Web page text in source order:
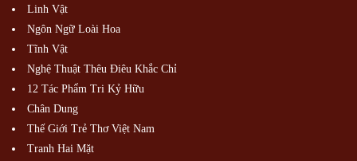
Linh Vật
Ngôn Ngữ Loài Hoa
Tĩnh Vật
Nghệ Thuật Thêu Điêu Khắc Chỉ
12 Tác Phẩm Tri Kỷ Hữu
Chân Dung
Thế Giới Trẻ Thơ Việt Nam
Tranh Hai Mặt